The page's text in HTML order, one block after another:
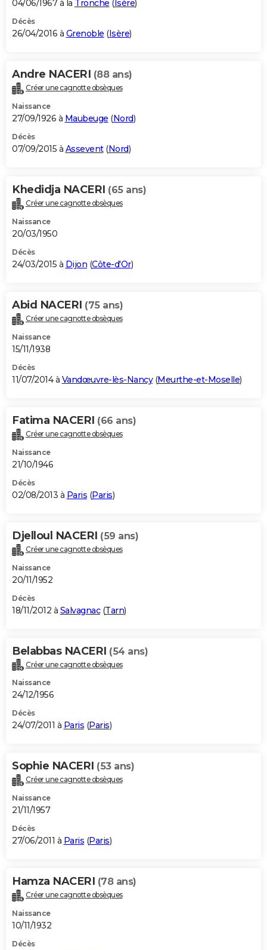
04/06/1967 à la Tronche ( Isère)
Décès
26/04/2016 à Grenoble (Isère)
Andre NACERI (88 ans)
Créer une cagnotte obsèques
Naissance
27/09/1926 à Maubeuge (Nord)
Décès
07/09/2015 à Assevent(Nord)
Khedidja NACERI (65 ans)
Créer une cagnotte obsèques
Naissance
20/03/1950
Décès
24/03/2015 à Dijon (Côte-d'Or)
Abid NACERI (75 ans)
Créer une cagnotte obsèques
Naissance
15/11/1938
Décès
11/07/2014 à Vandœuvre-lès-Nancy(Meurthe-et-Moselle)
Fatima NACERI (66 ans)
Créer une cagnotte obsèques
Naissance
21/10/1946
Décès
02/08/2013 à Paris (Paris)
Djelloul NACERI (59 ans)
Créer une cagnotte obsèques
Naissance
20/11/1952
Décès
18/11/2012 à Salvagnac(Tarn)
Belabbas NACERI (54 ans)
Créer une cagnotte obsèques
Naissance
24/12/1956
Décès
24/07/2011 à Paris (Paris)
Sophie NACERI (53 ans)
Créer une cagnotte obsèques
Naissance
21/11/1957
Décès
27/06/2011 à Paris (Paris)
Hamza NACERI (78 ans)
Créer une cagnotte obsèques
Naissance
10/11/1932
Décès